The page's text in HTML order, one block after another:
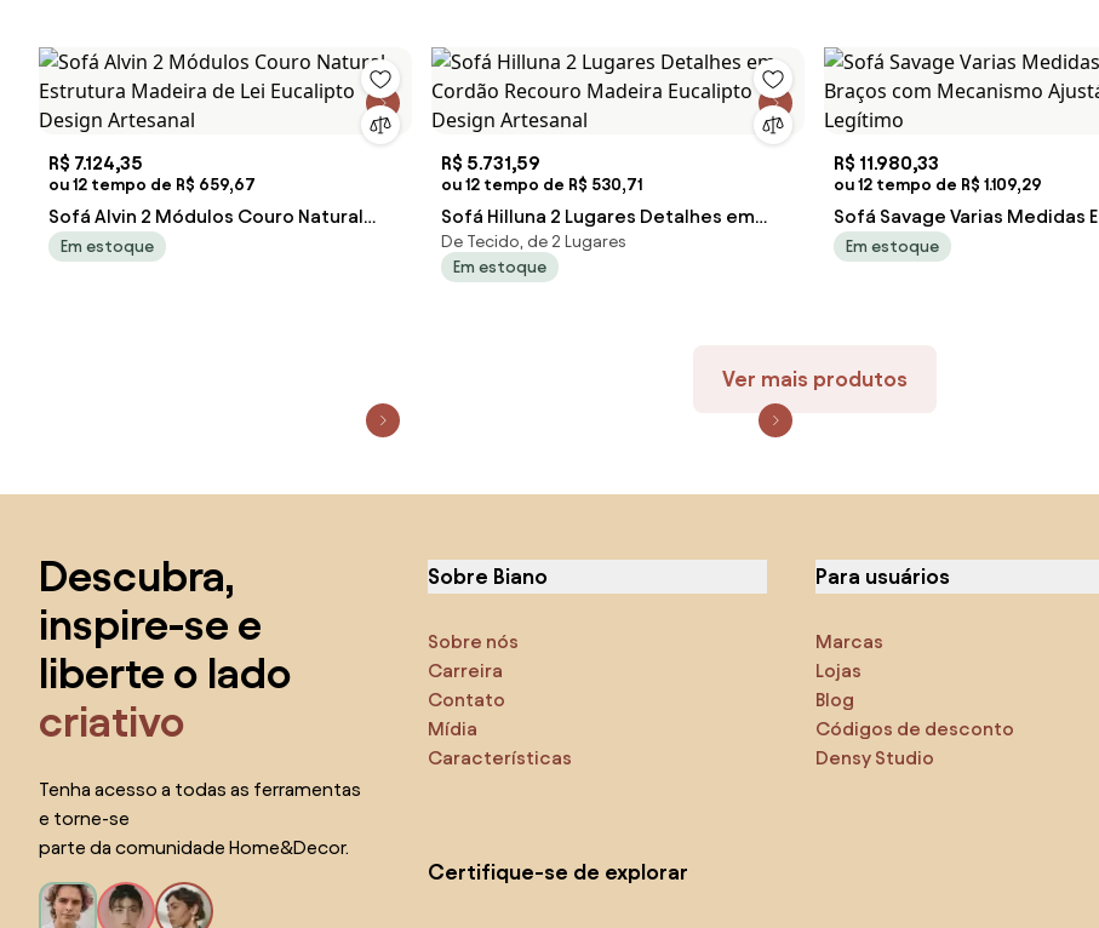
R$ 7.124,35
ou 12 tempo de R$ 659,67
Sofá Alvin 2 Módulos Couro Natural
Estrutura Madeira de Lei Eucalipto
Em estoque
R$ 5.731,59
ou 12 tempo de R$ 530,71
Sofá Hilluna 2 Lugares Detalhes em
Cordão Recouro Madeira Eucalipto
Design Artesanal
De Tecido, de 2 Lugares
Em estoque
R$ 11.980,33
ou 12 tempo de R$ 1.109,29
Sofá Savage Varias Medidas
Braços com Mecanismo
Em estoque
Ver mais produtos
Descubra,
inspire-se e
liberte o lado
criativo
Tenha acesso a todas as ferramentas
e torne-se
parte da comunidade Home&Decor.
Sobre Biano
Sobre nós
Carreira
Contato
Mídia
Características
Para usuários
Marcas
Lojas
Blog
Códigos de desconto
Densy Studio
Certifique-se de explorar